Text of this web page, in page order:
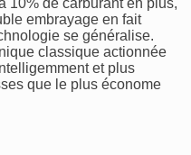
10% de carburant en plus,
embrayage en fait
se généralise.
classique actionnée
et plus
que le plus économe